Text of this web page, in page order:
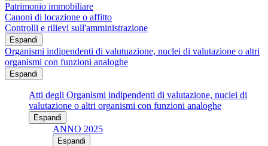
Patrimonio immobiliare
Canoni di locazione o affitto
Controlli e rilievi sull'amministrazione
Espandi
Organismi indipendenti di valutuazione, nuclei di valutazione o altri
organismi con funzioni analoghe
Espandi
Atti degli Organismi indipendenti di valutazione, nuclei di
valutazione o altri organismi con funzioni analoghe
Espandi
ANNO 2025
Espandi